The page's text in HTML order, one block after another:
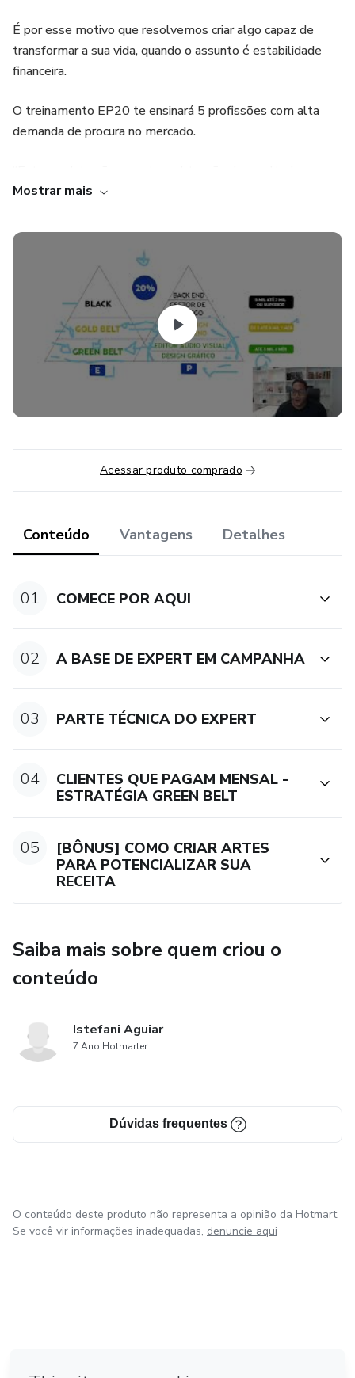
É por esse motivo que resolvemos criar algo capaz de
transformar a sua vida, quando o assunto é estabilidade
financeira.
O treinamento EP20 te ensinará 5 profissões com alta
demanda de procura no mercado.
Qualquer referência ao desempenho de uma estratégia não
Mostrar mais
Acessar produto comprado
Conteúdo Vantagens Detalhes
01 COMECE POR AQUI
02 A BASE DE EXPERT EM CAMPANHA
03 PARTE TÉCNICA DO EXPERT
04
CLIENTES QUE PAGAM MENSAL -
ESTRATÉGIA GREEN BELT
05
[BÔNUS] COMO CRIAR ARTES
PARA POTENCIALIZAR SUA
RECEITA
Saiba mais sobre quem criou o
conteúdo
Istefani Aguiar
7 Ano Hotmarter
Dúvidas frequentes
O conteúdo deste produto não representa a opinião da Hotmart.
Se você vir informações inadequadas, denuncie aqui